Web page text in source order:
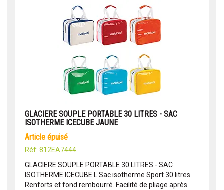
GLACIERE SOUPLE PORTABLE 30 LITRES - SAC
ISOTHERME ICECUBE JAUNE
article épuisé
Réf: 812EA7444
GLACIERE SOUPLE PORTABLE 30 LITRES - SAC
ISOTHERME ICECUBE L Sac isotherme Sport 30 litres.
Renforts et fond rembourré. Facilité de pliage après